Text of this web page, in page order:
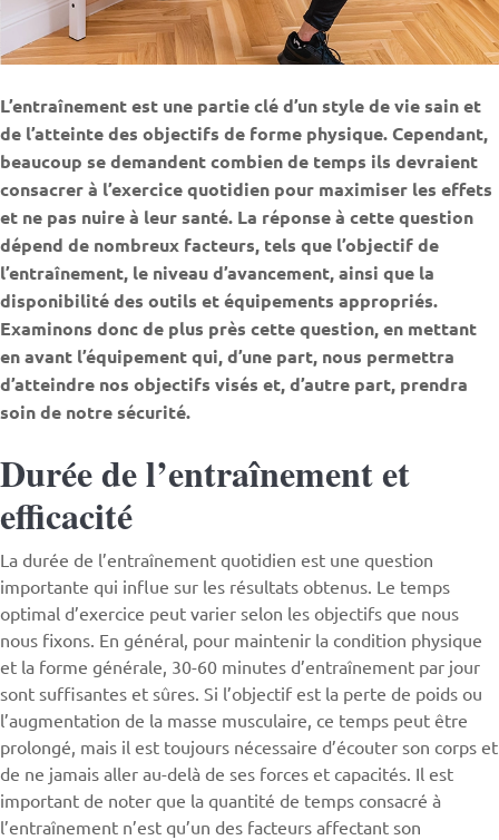
L’entraînement est une partie clé d’un style de vie sain et
de l’atteinte des objectifs de forme physique. Cependant,
beaucoup se demandent combien de temps ils devraient
consacrer à l’exercice quotidien pour maximiser les effets
et ne pas nuire à leur santé. La réponse à cette question
dépend de nombreux facteurs, tels que l’objectif de
l’entraînement, le niveau d’avancement, ainsi que la
disponibilité des outils et équipements appropriés.
Examinons donc de plus près cette question, en mettant
en avant l’équipement qui, d’une part, nous permettra
d’atteindre nos objectifs visés et, d’autre part, prendra
soin de notre sécurité.
Durée de l’entraînement et
efficacité
La durée de l’entraînement quotidien est une question
importante qui influe sur les résultats obtenus. Le temps
optimal d’exercice peut varier selon les objectifs que nous
nous fixons. En général, pour maintenir la condition physique
et la forme générale, 30-60 minutes d’entraînement par jour
sont suffisantes et sûres. Si l’objectif est la perte de poids ou
l’augmentation de la masse musculaire, ce temps peut être
prolongé, mais il est toujours nécessaire d’écouter son corps et
de ne jamais aller au-delà de ses forces et capacités. Il est
important de noter que la quantité de temps consacré à
l’entraînement n’est qu’un des facteurs affectant son